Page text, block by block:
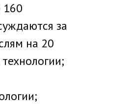
160
за
на 20